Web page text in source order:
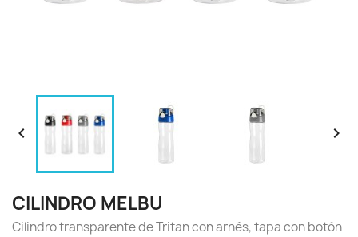
 
CILINDRO MELBU
Cilindro transparente de Tritan con arnés, tapa con botón